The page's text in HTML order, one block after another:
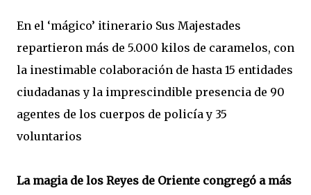
En el ‘mágico’ itinerario Sus Majestades
repartieron más de 5.000 kilos de caramelos, con
la inestimable colaboración de hasta 15 entidades
ciudadanas y la imprescindible presencia de 90
agentes de los cuerpos de policía y 35
voluntarios
La magia de los Reyes de Oriente congregó a más